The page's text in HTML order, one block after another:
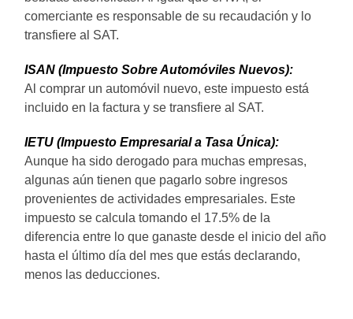
comerciante es responsable de su recaudación y lo
transfiere al SAT.
ISAN (Impuesto Sobre Automóviles Nuevos):
Al comprar un automóvil nuevo, este impuesto está
incluido en la factura y se transfiere al SAT.
IETU (Impuesto Empresarial a Tasa Única):
Aunque ha sido derogado para muchas empresas,
algunas aún tienen que pagarlo sobre ingresos
provenientes de actividades empresariales. Este
impuesto se calcula tomando el 17.5% de la
diferencia entre lo que ganaste desde el inicio del año
hasta el último día del mes que estás declarando,
menos las deducciones.